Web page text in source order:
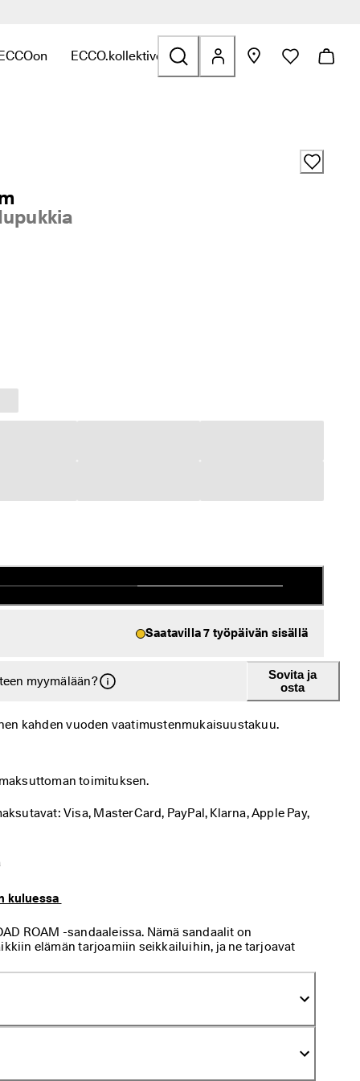
Laukut ja asusteet liittyviä linkkejä
niin löydät kategoriaan Ale liittyviä linkkejä
niin löydät kategoriaan Tutustu ECCOon liittyviä
ECCO.kollektive
Avaa alavalikko, niin löydät kategoriaan
Saatavilla 7 työpäivän sisällä
myymälään?
Sovita ja
osta
kahden vuoden vaatimustenmukaisuustakuu.
toimituksen.
Visa, MasterCard, PayPal, Klarna, Apple Pay,
kuluessa
ROAM -sandaaleissa. Nämä sandaalit on
elämän tarjoamiin seikkailuihin, ja ne tarjoavat
– nämä sopivat täydellisesti luontoon